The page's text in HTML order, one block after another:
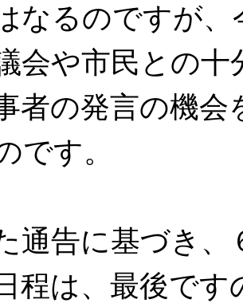
なるのですが
会や市民との
者の発言の機
です。
通告に基づき
程は、最後で